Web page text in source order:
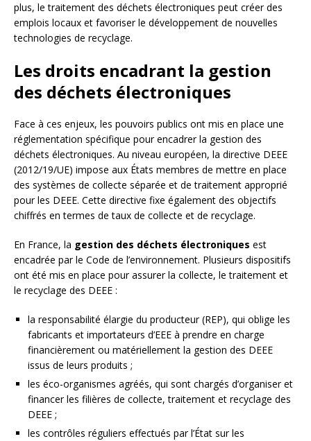
plus, le traitement des déchets électroniques peut créer des
emplois locaux et favoriser le développement de nouvelles
technologies de recyclage.
Les droits encadrant la gestion
des déchets électroniques
Face à ces enjeux, les pouvoirs publics ont mis en place une
réglementation spécifique pour encadrer la gestion des
déchets électroniques. Au niveau européen, la directive DEEE
(2012/19/UE) impose aux États membres de mettre en place
des systèmes de collecte séparée et de traitement approprié
pour les DEEE. Cette directive fixe également des objectifs
chiffrés en termes de taux de collecte et de recyclage.
En France, la gestion des déchets électroniques est
encadrée par le Code de l’environnement. Plusieurs dispositifs
ont été mis en place pour assurer la collecte, le traitement et
le recyclage des DEEE :
la responsabilité élargie du producteur (REP), qui oblige les
fabricants et importateurs d’EEE à prendre en charge
financièrement ou matériellement la gestion des DEEE
issus de leurs produits ;
les éco-organismes agréés, qui sont chargés d’organiser et
financer les filières de collecte, traitement et recyclage des
DEEE ;
les contrôles réguliers effectués par l’État sur les